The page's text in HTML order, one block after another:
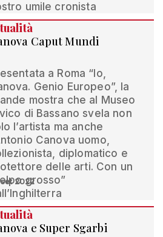
umile cronista
Caput Mundi
a Roma “Io,
Genio Europeo”, la
mostra che al Museo
di Bassano svela non
l’artista ma anche
Canova uomo,
diplomatico e
delle arti. Con un
grosso”
2022
e Super Sgarbi